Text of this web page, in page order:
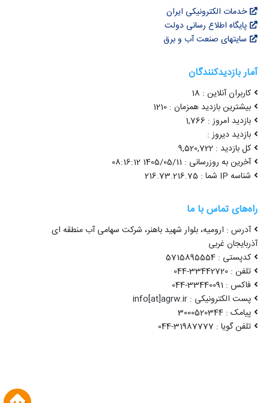
خدمات الکترونیکی ایران
پایگاه اطلاع رسانی دولت
سایتهای صنعت آب و برق
آمار بازدیدکنندگان
کاربران آنلاین : 18
بیشترین بازدید همزمان : 1210
بازدید امروز : 1,766
بازدید دیروز :
کل بازدید : 9,520,722
آخرین به روزرسانی : 1405/05/11 08:16:12
شناسه IP شما : 216.73.216.75
راه‌های تماس با ما
آدرس : ارومیه، بلوار شهید باهنر، شرکت سهامی آب منطقه ای
آذربایجان غربی
کدپستی : 5715895554
تلفن : 33442720-044
فاکس : 33440091-044
پست الکترونیکی : info[at]agrw.ir
پیامک : 3000520344
تلفن گویا : 31987777-044